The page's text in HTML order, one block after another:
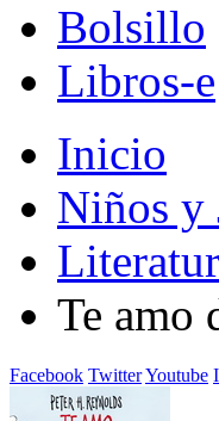
Bolsillo
Libros-e
Inicio
Niños y
Te amo
Facebook TwitterYoutube